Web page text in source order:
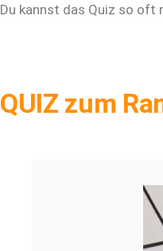
Du kannst das Quiz so oft
QUIZ zum